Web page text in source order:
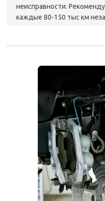
неисправности.
каждые 80-150 тыс км